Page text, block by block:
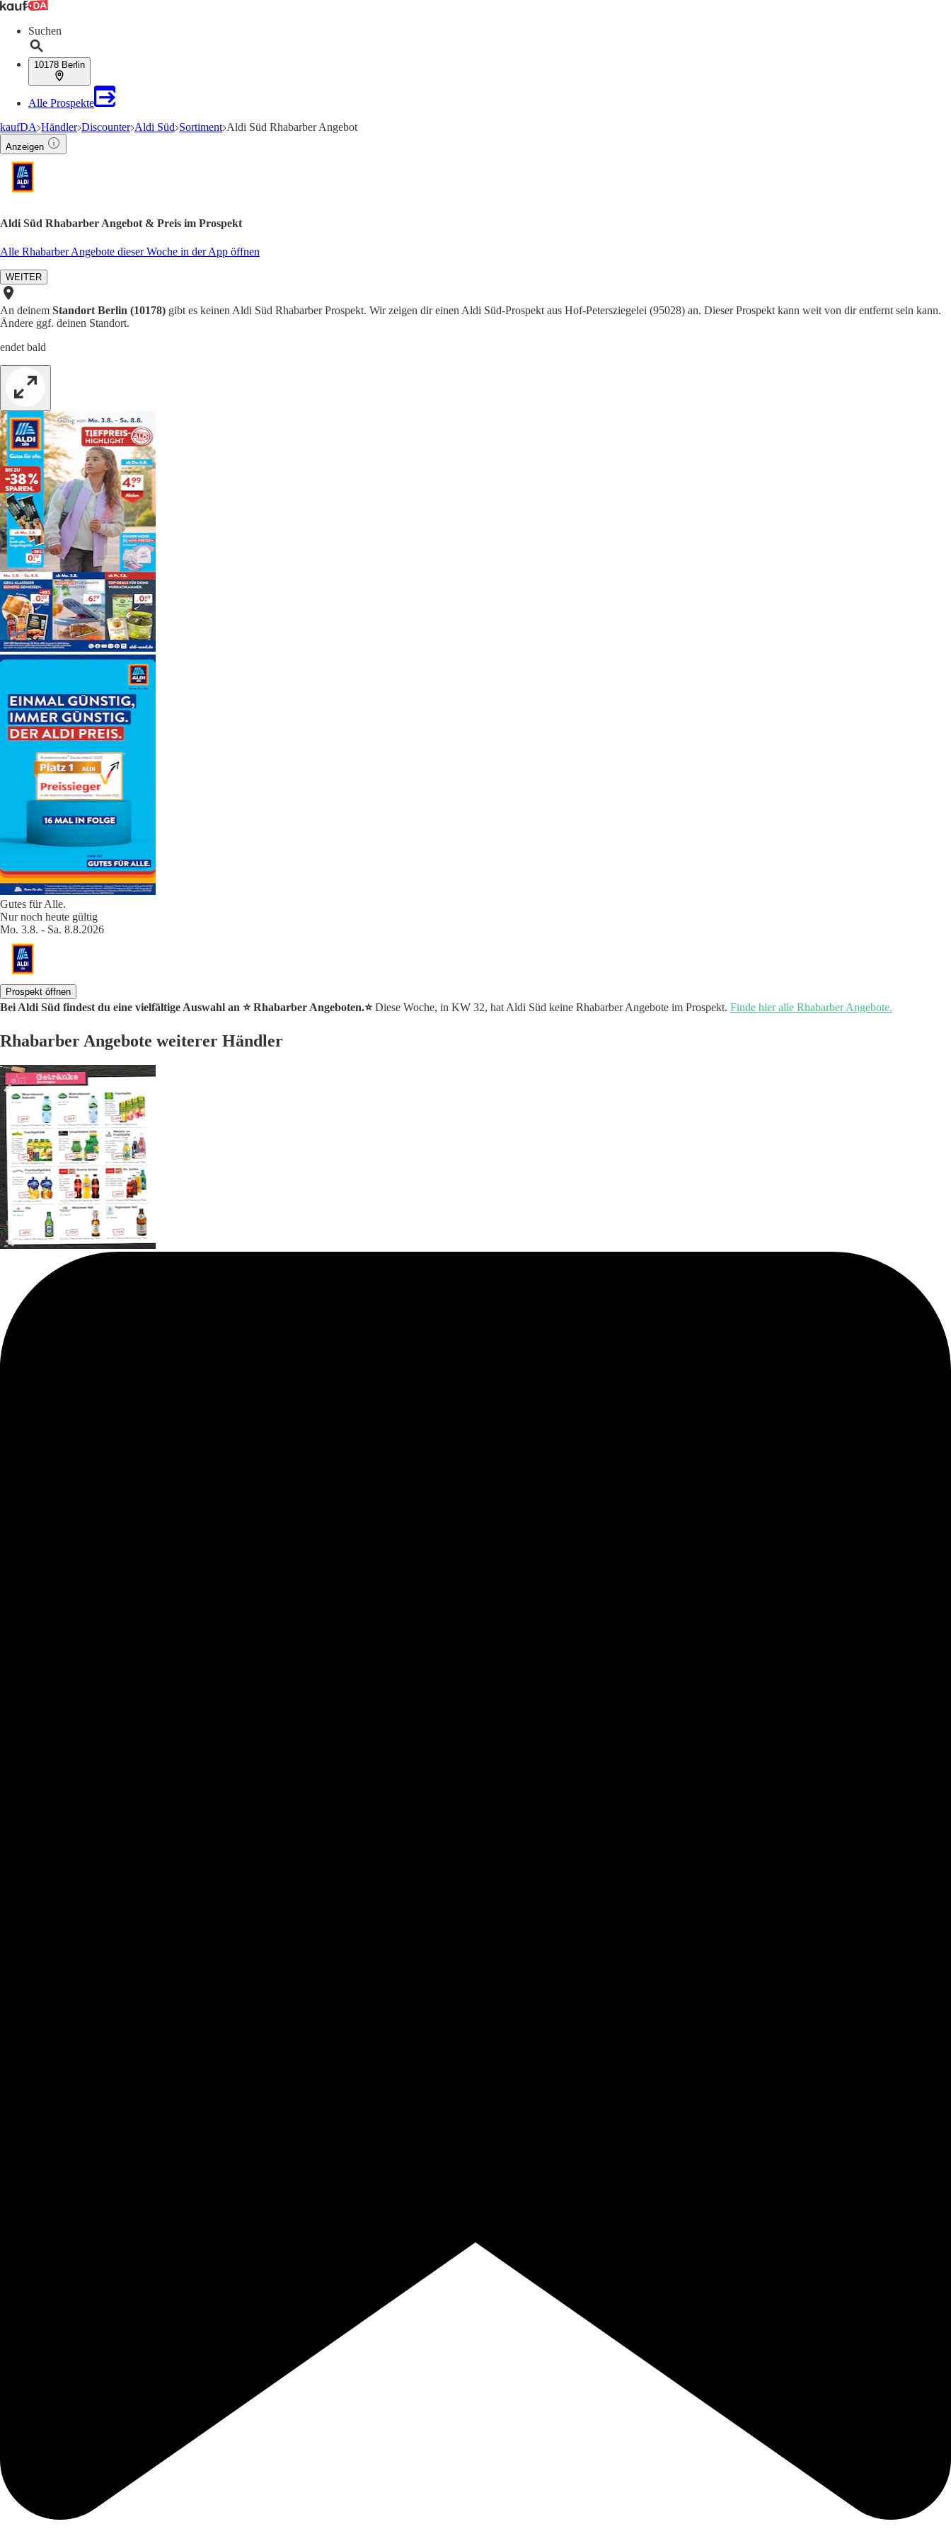
Suchen
10178 Berlin
Alle Prospekte
kaufDA Händler Discounter Aldi Süd Sortiment Aldi Süd Rhabarber Angebot
Anzeigen
Aldi Süd Rhabarber Angebot & Preis im Prospekt
Alle Rhabarber Angebote dieser Woche in der App öffnen
WEITER
An deinem Standort Berlin (10178) gibt es keinen Aldi Süd Rhabarber Prospekt. Wir zeigen dir einen Aldi Süd-Prospekt aus Hof-Petersziegelei (95028) an. Dieser Prospekt kann weit von dir entfernt sein kann.
Ändere ggf. deinen Standort.
endet bald
Gutes für Alle.
Nur noch heute gültig
Mo. 3.8. - Sa. 8.8.2026
Prospekt öffnen
Bei Aldi Süd findest du eine vielfältige Auswahl an ⭐️ Rhabarber Angeboten.⭐️Diese Woche, in KW 32, hat Aldi Süd keine Rhabarber Angebote im Prospekt. Finde hier alle Rhabarber Angebote.
Rhabarber Angebote weiterer Händler